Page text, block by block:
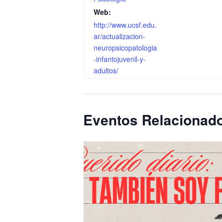
Web:
http://www.ucsf.edu.
ar/actualizacion-
neuropsicopatologia
-infantojuvenil-y-
adultos/
Eventos